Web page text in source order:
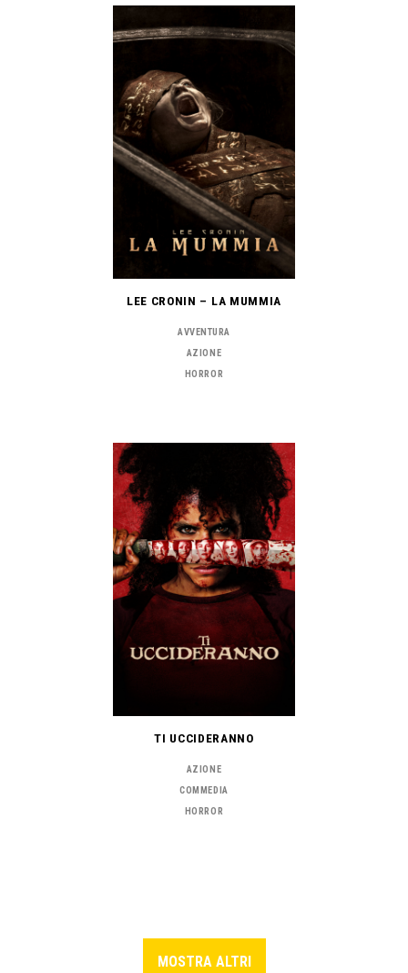
LEE CRONIN – LA MUMMIA
AVVENTURA
AZIONE
HORROR
TI UCCIDERANNO
AZIONE
COMMEDIA
HORROR
MOSTRA ALTRI